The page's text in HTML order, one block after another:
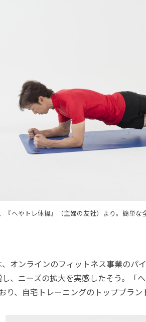
『へやトレ体操』（主婦の友社）より。簡単な
ンラインのフィットネス事業のパ
、ニーズの拡大を実感したそう。「
り、自宅トレーニングのトップブラン